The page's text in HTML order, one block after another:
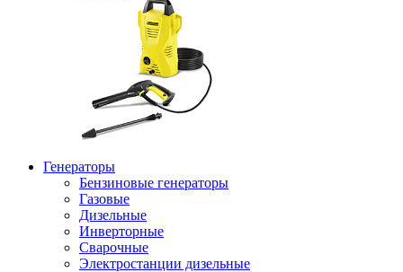
Генераторы
Бензиновые генераторы
Газовые
Дизельные
Инверторные
Сварочные
Электростанции дизельные